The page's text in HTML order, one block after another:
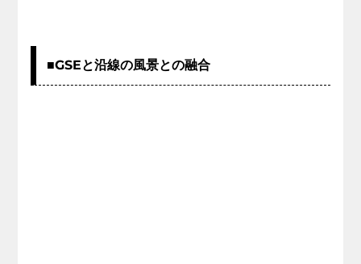
■GSEと沿線の風景との融合